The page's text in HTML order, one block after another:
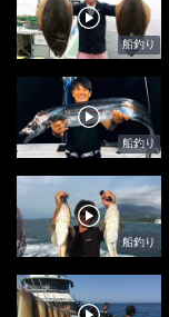
船釣り
船釣り
船釣り